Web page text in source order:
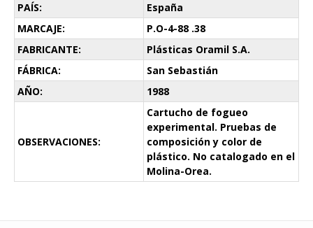
PAÍS:
España
MARCAJE:
P.O-4-88 .38
FABRICANTE:
Plásticas Oramil S.A.
FÁBRICA:
San Sebastián
AÑO:
1988
OBSERVACIONES:
Cartucho de fogueo
experimental. Pruebas de
composición y color de
plástico. No catalogado en el
Molina-Orea.